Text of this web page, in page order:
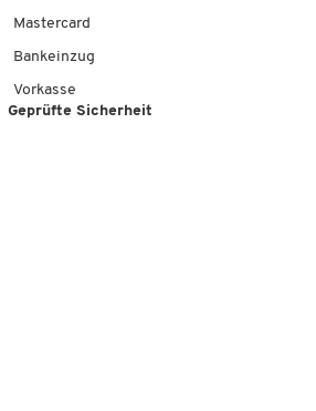
Mastercard
Bankeinzug
Vorkasse
Geprüfte Sicherheit